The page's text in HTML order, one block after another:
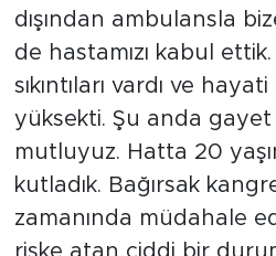
dışından ambulansla
de hastamızı kabul
sıkıntıları vardı ve
yüksekti. Şu anda gayet
mutluyuz. Hatta 20
kutladık. Bağırsak
zamanında müdahale